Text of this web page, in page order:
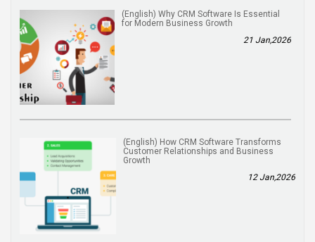
(English) Why CRM Software Is Essential
for Modern Business Growth
21 Jan,2026
(English) How CRM Software Transforms
Customer Relationships and Business
Growth
12 Jan,2026